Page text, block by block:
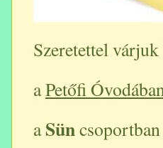
Szeretettel
aPetőfi
aSün